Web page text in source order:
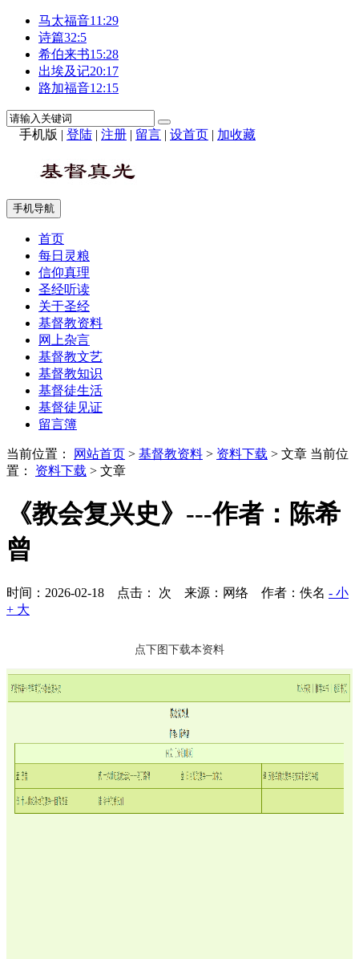
马太福音11:29
诗篇32:5
希伯来书15:28
出埃及记20:17
路加福音12:15
手机版 | 登陆 | 注册 | 留言 | 设首页 | 加收藏
手机导航
首页
每日灵粮
信仰真理
圣经听读
关于圣经
基督教资料
网上杂言
基督教文艺
基督教知识
基督徒生活
基督徒见证
留言簿
当前位置： 网站首页 > 基督教资料 > 资料下载 > 文章 当前位
置： 资料下载 > 文章
《教会复兴史》---作者：陈希
曾
时间：2026-02-18 点击： 次 来源：网络 作者：佚名 - 小
+ 大
点下图下载本资料